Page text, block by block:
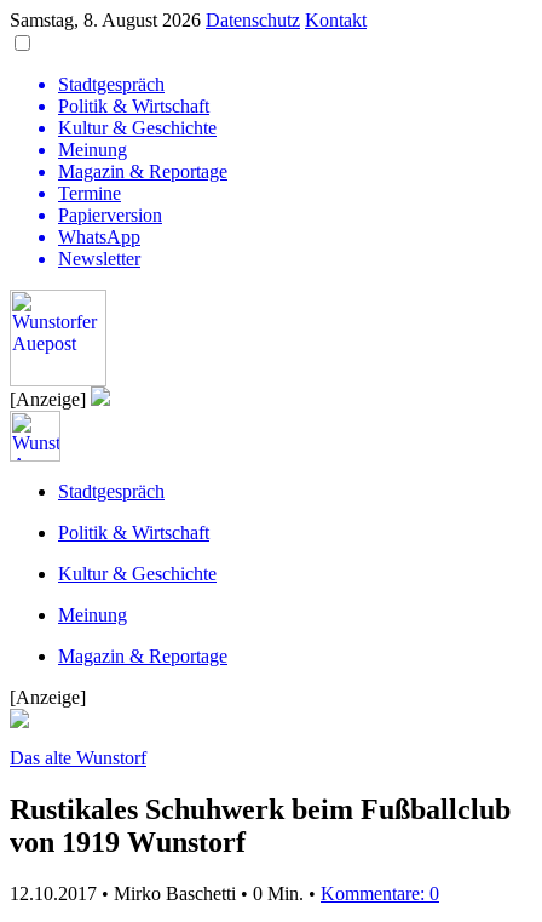
Samstag, 8. August 2026 Datenschutz Kontakt
Stadtgespräch
Politik & Wirtschaft
Kultur & Geschichte
Meinung
Magazin & Reportage
Termine
Papierversion
WhatsApp
Newsletter
[Anzeige]
Stadtgespräch
Politik & Wirtschaft
Kultur & Geschichte
Meinung
Magazin & Reportage
[Anzeige]
Das alte Wunstorf
Rustikales Schuhwerk beim Fußballclub
von 1919 Wunstorf
12.10.2017 • Mirko Baschetti • 0 Min. • Kommentare: 0